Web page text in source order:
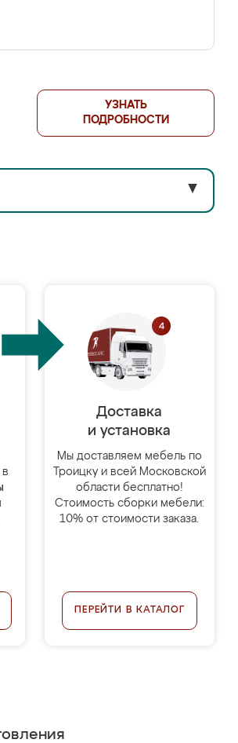
УЗНАТЬ
ПОДРОБНОСТИ
▼
Доставка
и установка
Мы доставляем мебель по
Троицку и всей Московской
области бесплатно!
Стоимость сборки мебели:
10% от стоимости заказа.
ПЕРЕЙТИ В КАТАЛОГ